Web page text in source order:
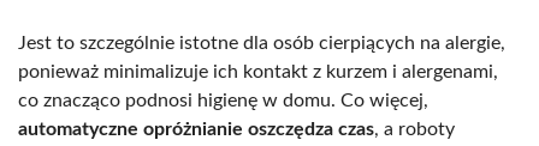
Jest to szczególnie istotne dla osób cierpiących na alergie,
ponieważ minimalizuje ich kontakt z kurzem i alergenami,
co znacząco podnosi higienę w domu. Co więcej,
automatyczne opróżnianie oszczędza czas, a roboty